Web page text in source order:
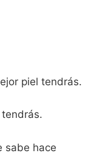
piel tendrás.
sabe hace